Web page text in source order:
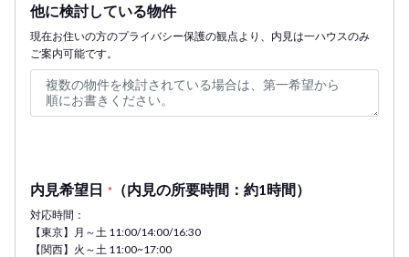
他に検討している物件
現在お住いの方のプライバシー保護の観点より、内見は一ハウスのみ
ご案内可能です。
内見希望日 * （内見の所要時間：約1時間）
対応時間：
【東京】月～土 11:00/14:00/16:30
【関西】火～土 11:00~17:00